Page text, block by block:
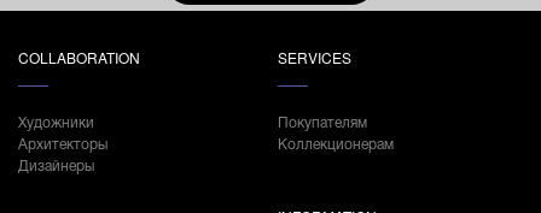
COLLABORATION
Художники
Архитекторы
Дизайнеры
SERVICES
Покупателям
Коллекционерам